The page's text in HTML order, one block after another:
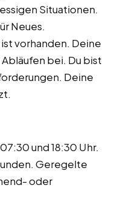
Situationen.
Neues.
vorhanden. Deine
bei. Du bist
Deine
und 18:30 Uhr.
Geregelte
oder